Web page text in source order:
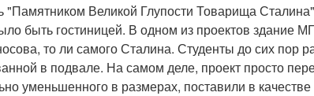
"Памятником Великой Глупости Товарища
быть гостиницей. В одном из проектов здание
то ли самого Сталина. Студенты до сих пор
в подвале. На самом деле, проект просто
уменьшенного в размерах, поставили в качестве